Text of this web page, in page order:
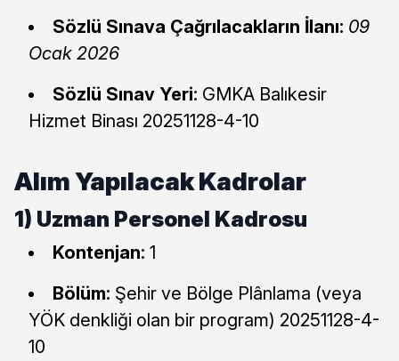
Sözlü Sınava Çağrılacakların İlanı: 09
Ocak 2026
Sözlü Sınav Yeri: GMKA Balıkesir
Hizmet Binası 20251128-4-10
Alım Yapılacak Kadrolar
1) Uzman Personel Kadrosu
Kontenjan: 1
Bölüm: Şehir ve Bölge Plânlama (veya
YÖK denkliği olan bir program) 20251128-4-
10